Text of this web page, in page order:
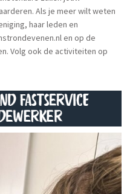
Als je meer wilt weten
haar leden en
en op de
Volg ook de activiteiten op